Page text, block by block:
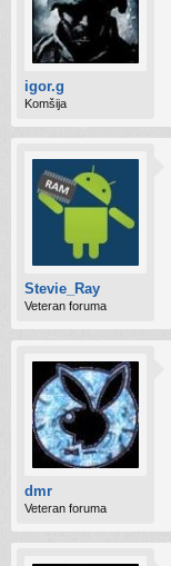
igor.g
Komšija
Stevie_Ray
Veteran foruma
dmr
Veteran foruma